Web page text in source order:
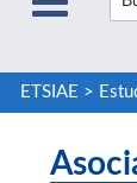
ETSIAE >